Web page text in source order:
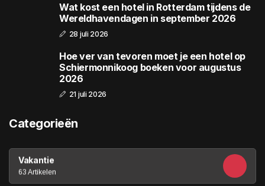
Wat kost een hotel in Rotterdam tijdens de
Wereldhavendagen in september 2026
28 juli 2026
Hoe ver van tevoren moet je een hotel op
Schiermonnikoog boeken voor augustus
2026
21 juli 2026
Categorieën
Vakantie
63 Artikelen